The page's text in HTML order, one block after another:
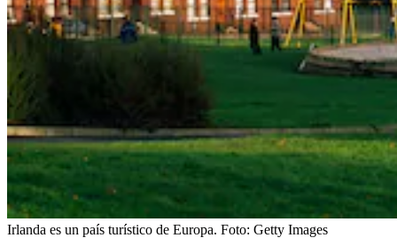
Irlanda es un país turístico de Europa. Foto: Getty Images